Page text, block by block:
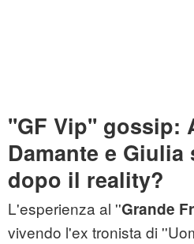
''GF Vip'' gossip:
Damante e
dopo il reality?
L'esperienza al ''Grande
vivendo l'ex tronista di